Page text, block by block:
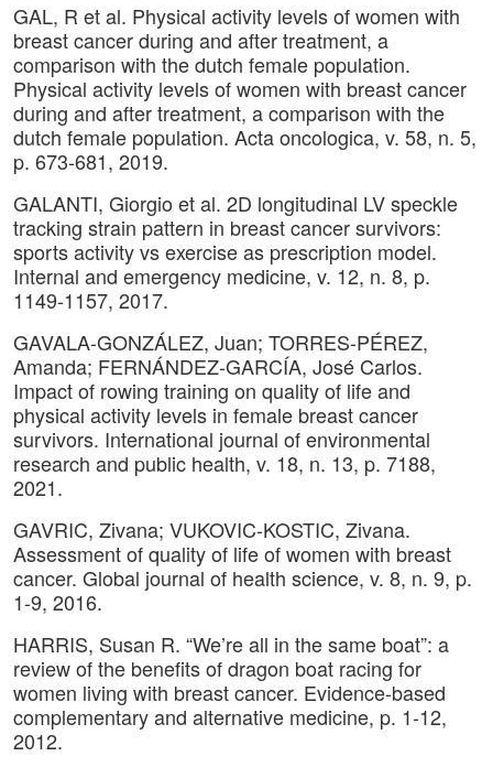
GAL, R et al. Physical activity levels of women with
breast cancer during and after treatment, a
comparison with the dutch female population.
Physical activity levels of women with breast cancer
during and after treatment, a comparison with the
dutch female population. Acta oncologica, v. 58, n. 5,
p. 673-681, 2019.
GALANTI, Giorgio et al. 2D longitudinal LV speckle
tracking strain pattern in breast cancer survivors:
sports activity vs exercise as prescription model.
Internal and emergency medicine, v. 12, n. 8, p.
1149-1157, 2017.
GAVALA-GONZÁLEZ, Juan; TORRES-PÉREZ,
Amanda; FERNÁNDEZ-GARCÍA, José Carlos.
Impact of rowing training on quality of life and
physical activity levels in female breast cancer
survivors. International journal of environmental
research and public health, v. 18, n. 13, p. 7188,
2021.
GAVRIC, Zivana; VUKOVIC-KOSTIC, Zivana.
Assessment of quality of life of women with breast
cancer. Global journal of health science, v. 8, n. 9, p.
1-9, 2016.
HARRIS, Susan R. “We’re all in the same boat”: a
review of the benefits of dragon boat racing for
women living with breast cancer. Evidence-based
complementary and alternative medicine, p. 1-12,
2012.